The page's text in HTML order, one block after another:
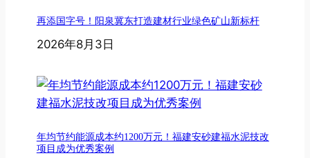
再添国字号！阳泉冀东打造建材行业绿色矿山新标杆
2026年8月3日
年均节约能源成本约1200万元！福建安砂建福水泥技改
项目成为优秀案例